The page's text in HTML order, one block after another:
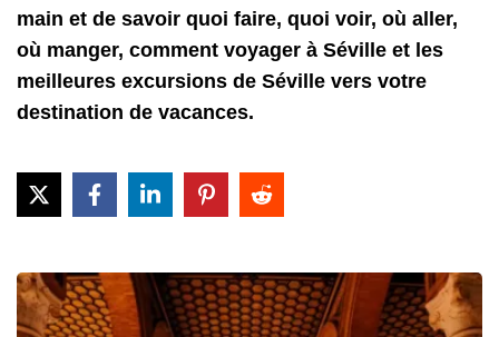
main et de savoir quoi faire, quoi voir, où aller,
où manger, comment voyager à Séville et les
meilleures excursions de Séville vers votre
destination de vacances.